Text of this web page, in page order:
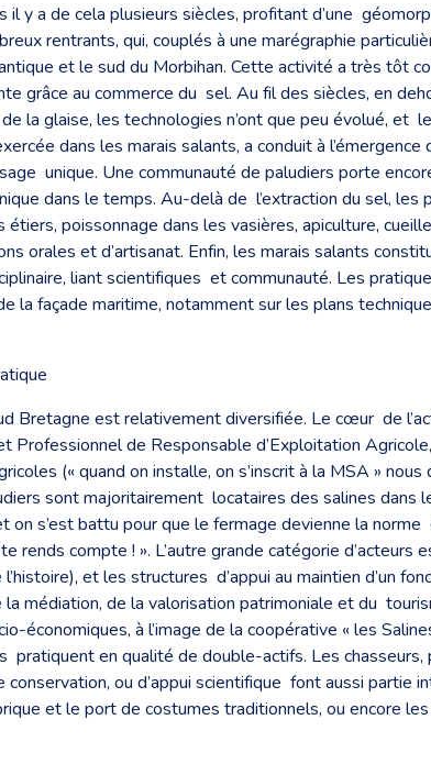
y a de cela plusieurs siècles, profitant d’une
rentrants, qui, couplés à une marégraphie
et le sud du Morbihan. Cette activité a très tôt
grâce au commerce du sel. Au fil des siècles, en
la glaise, les technologies n’ont que peu évolué, et
dans les marais salants, a conduit à
unique. Une communauté de paludiers porte
dans le temps. Au-delà de l’extraction du sel,
poissonnage dans les vasières, apiculture,
orales et d’artisanat. Enfin, les marais salants
liant scientifiques et communauté. Les
la façade maritime, notamment sur les plans
Bretagne est relativement diversifiée. Le cœur de
de Responsable d’Exploitation
(« quand on installe, on s’inscrit à la MSA » nous
sont majoritairement locataires des salines
on s’est battu pour que le fermage devienne la
compte ! ». L’autre grande catégorie
et les structures d’appui au maintien d’un
médiation, de la valorisation patrimoniale et du
économiques, à l’image de la coopérative « les
en qualité de double-actifs. Les
ou d’appui scientifique font aussi partie
et le port de costumes traditionnels, ou encore